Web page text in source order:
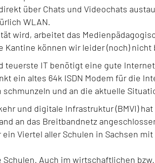
über Chats und Videochats
WLAN.
wird, arbeitet das
Kantine können wir leider (noch)
teuerste IT benötigt eine gute
ein altes 64k ISDN Modem für die
und an die aktuelle
und digitale Infrastruktur (BMVI)
an das Breitbandnetz
ein Viertel aller Schulen in Sachsen
Auch im wirtschaftlichen